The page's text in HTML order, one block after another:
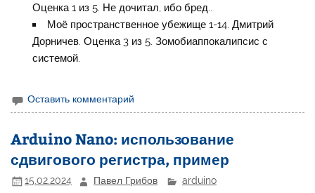
Оценка 1 из 5. Не дочитал, ибо бред..
Моё пространственное убежище 1-14. Дмитрий
Дорничев. Оценка 3 из 5. Зомобиаппокалипсис с
системой.
Оставить комментарий
Arduino Nano: использование
сдвигового регистра, пример
15.02.2024 Павел Грибов arduino